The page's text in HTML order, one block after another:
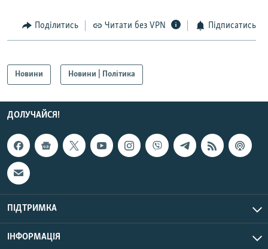
Поділитись Читати без VPN Підписатись
Новини Новини | Політика
ДОЛУЧАЙСЯ!
ПІДТРИМКА
ІНФОРМАЦІЯ